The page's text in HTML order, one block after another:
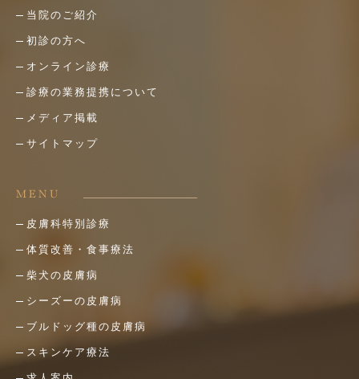
当院のご紹介
初診の方へ
オンライン診療
診療の業務提携について
メディア掲載
サイトマップ
MENU
皮膚科特別診療
体質改善・食事療法
柴犬の皮膚病
シーズーの皮膚病
ブルドッグ種の皮膚病
スキンケア療法